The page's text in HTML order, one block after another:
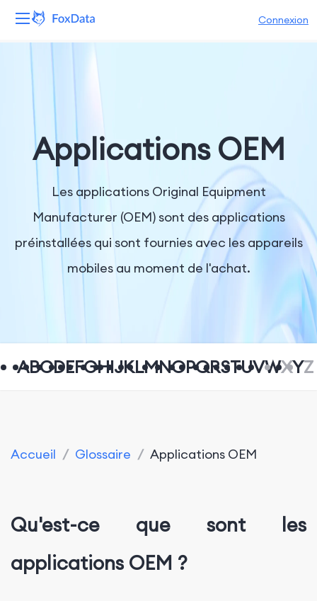
Connexion
Solutions
Ressources
Tarifs
Entreprise
Applications OEM
Les applications Original Equipment
Manufacturer (OEM) sont des applications
préinstallées qui sont fournies avec les appareils
mobiles au moment de l'achat.
ABCDEFGHIJKLMNOPQRSTUVWXYZ
Accueil / Glossaire / Applications OEM
Qu'est-ce que sont les
applications OEM ?